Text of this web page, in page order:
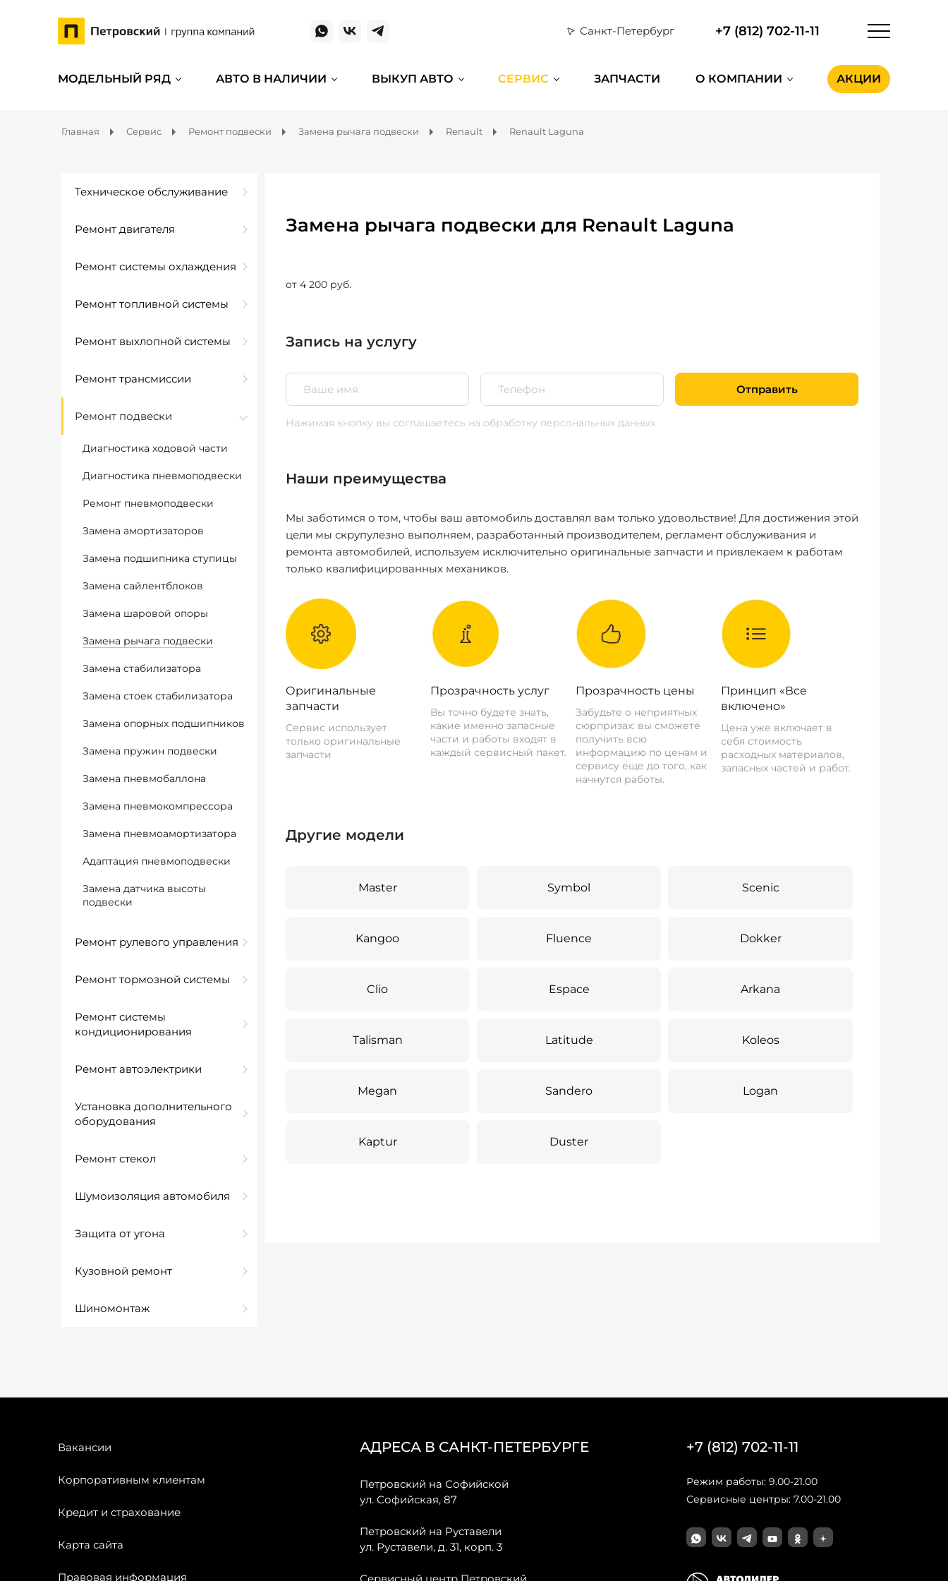
Санкт-Петербург +7 (812) 702-11-11
МОДЕЛЬНЫЙ РЯД АВТО В НАЛИЧИИ ВЫКУП АВТО СЕРВИС ЗАПЧАСТИ О КОМПАНИИ АКЦИИ
Главная Сервис Ремонт подвески Замена рычага подвески Renault Renault Laguna
Техническое обслуживание
Ремонт двигателя
Ремонт системы охлаждения
Ремонт топливной системы
Ремонт выхлопной системы
Ремонт трансмиссии
Ремонт подвески
Диагностика ходовой части
Диагностика пневмоподвески
Ремонт пневмоподвески
Замена амортизаторов
Замена подшипника ступицы
Замена сайлентблоков
Замена шаровой опоры
Замена рычага подвески
Замена стабилизатора
Замена стоек стабилизатора
Замена опорных подшипников
Замена пружин подвески
Замена пневмобаллона
Замена пневмокомпрессора
Замена пневмоамортизатора
Адаптация пневмоподвески
Замена датчика высоты
подвески
Ремонт рулевого управления
Ремонт тормозной системы
Ремонт системы
кондиционирования
Ремонт автоэлектрики
Установка дополнительного
оборудования
Ремонт стекол
Шумоизоляция автомобиля
Защита от угона
Кузовной ремонт
Шиномонтаж
Замена рычага подвески для Renault Laguna
от 4 200 руб.
Запись на услугу
Отправить
Нажимая кнопку вы соглашаетесь на обработку персональных данных
Наши преимущества
Мы заботимся о том, чтобы ваш автомобиль доставлял вам только удовольствие! Для достижения этой
цели мы скрупулезно выполняем, разработанный производителем, регламент обслуживания и
ремонта автомобилей, используем исключительно оригинальные запчасти и привлекаем к работам
только квалифицированных механиков.
Оригинальные
запчасти
Сервис использует
только оригинальные
запчасти
Прозрачность услуг
Вы точно будете знать,
какие именно запасные
части и работы входят в
каждый сервисный пакет.
Прозрачность цены
Забудьте о неприятных
сюрпризах: вы сможете
получить всю
информацию по ценам и
сервису еще до того, как
начнутся работы.
Принцип «Все
включено»
Цена уже включает в
себя стоимость
расходных материалов,
запасных частей и работ.
Другие модели
Master Symbol Scenic
Kangoo Fluence Dokker
Clio Espace Arkana
Talisman Latitude Koleos
Megan Sandero Logan
Kaptur Duster
Вакансии
Корпоративным клиентам
Кредит и страхование
Карта сайта
Правовая информация
АДРЕСА В САНКТ-ПЕТЕРБУРГЕ
Петровский на Софийской
ул. Софийская, 87
Петровский на Руставели
ул. Руставели, д. 31, корп. 3
+7 (812) 702-11-11
Режим работы: 9.00-21.00
Сервисные центры: 7.00-21.00